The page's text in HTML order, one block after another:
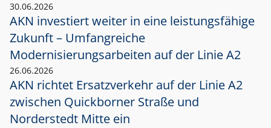
30.06.2026
AKN investiert weiter in eine leistungsfähige
Zukunft – Umfangreiche
Modernisierungsarbeiten auf der Linie A2
26.06.2026
AKN richtet Ersatzverkehr auf der Linie A2
zwischen Quickborner Straße und
Norderstedt Mitte ein